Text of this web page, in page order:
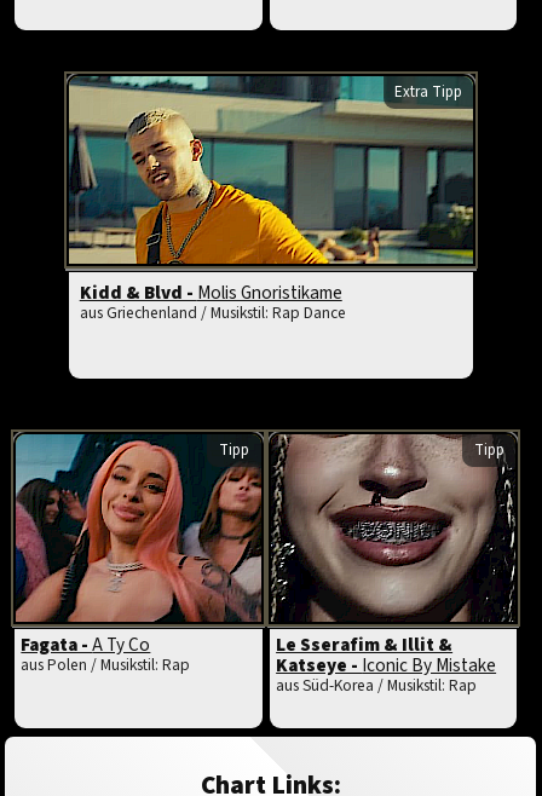
Extra Tipp
Kidd & Blvd - Molis Gnoristikame
aus Griechenland / Musikstil: Rap Dance
Tipp
Fagata -A Ty Co
aus Polen / Musikstil: Rap
Tipp
Le Sserafim & Illit &
Katseye -Iconic By Mistake
aus Süd-Korea / Musikstil: Rap
Chart Links: